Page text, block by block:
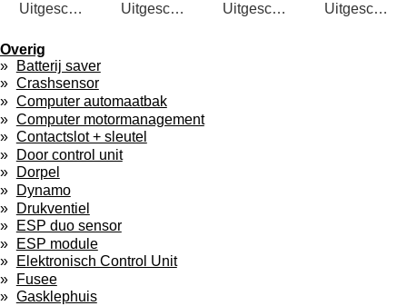
Uitgeschakeld Uitgeschakeld Uitgeschakeld
Overig
Batterij saver
Crashsensor
Computer automaatbak
Computer motormanagement
Contactslot + sleutel
Door control unit
Dorpel
Dynamo
Drukventiel
ESP duo sensor
ESP module
Elektronisch Control Unit
Fusee
Gasklephuis